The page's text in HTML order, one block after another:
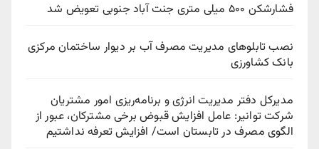
فشارشکن ۵۰۰ میلی متری جنت آباد جنوبی تعویض شد
نصب تابلوهای مدیریت مصرف آب بر دیوار ساختمان مرکزی
بانک کشاورزی
مدیرکل دفتر مدیریت انرژی و برنامه‌ریزی امور مشتریان
شرکت توانیر: عامل افزایش قبوض برخی مشترکان، عبور از
الگوی مصرف در تابستان است/ افزایش تعرفه نداشتیم